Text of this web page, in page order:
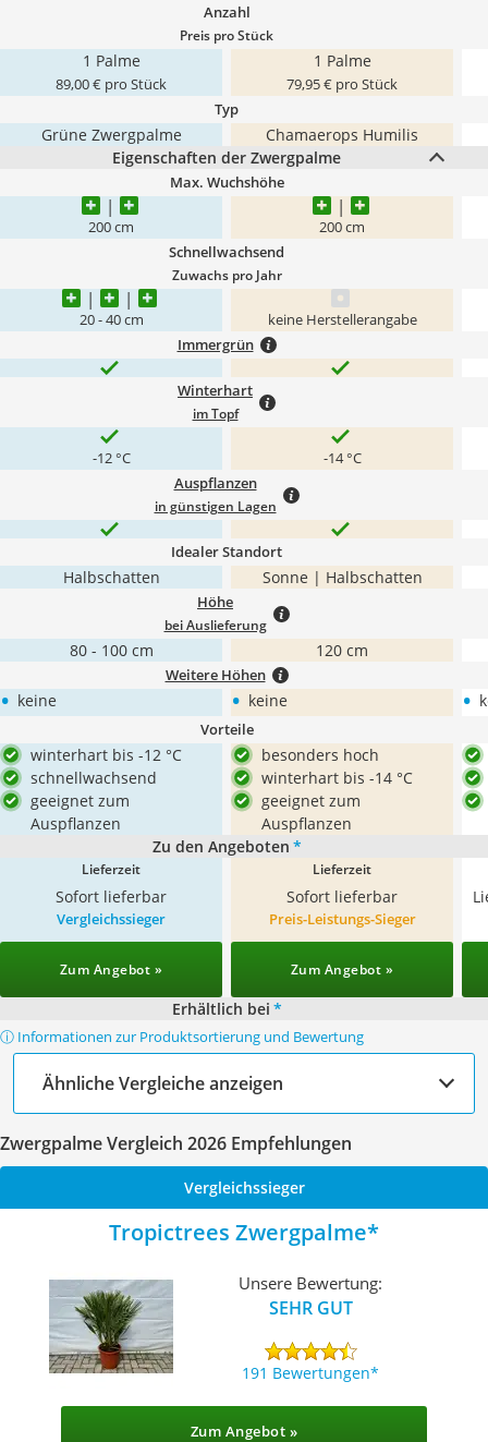
Anzahl
Preis pro Stück
1 Palme
89,00 € pro Stück
1 Palme
79,95 € pro Stück
Typ
Grüne Zwergpalme
Chamaerops Humilis
Eigenschaften der Zwergpalme
Max. Wuchshöhe
200 cm 200 cm
Schnellwachsend
Zuwachs pro Jahr
20 - 40 cm keine Herstellerangabe
Immergrün
Winterhart
im Topf
-12 °C -14 °C
Auspflanzen
in günstigen Lagen
Idealer Standort
Halbschatten Sonne | Halbschatten
Höhe
bei Auslieferung
80 - 100 cm 120 cm
Weitere Höhen
• keine • keine •
Vorteile
winterhart bis -12 °C
schnellwachsend
geeignet zum
Auspflanzen
besonders hoch
winterhart bis -14 °C
geeignet zum
Auspflanzen
Zu den Angeboten *
Lieferzeit
Sofort lieferbar
Lieferzeit
Sofort lieferbar
Vergleichssieger
Zum Angebot »
Preis-Leistungs-Sieger
Zum Angebot »
Erhältlich bei *
ⓘ Informationen zur Produktsortierung und Bewertung
Ähnliche Vergleiche anzeigen
Zwergpalme Vergleich 2026 Empfehlungen
Vergleichssieger
Tropictrees Zwergpalme
Unsere Bewertung:
SEHR GUT
191 Bewertungen
Zum Angebot »